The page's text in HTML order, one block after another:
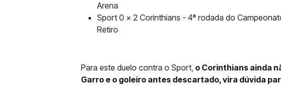
Arena
Sport 0 x 2 Corinthians - 4ª rodada do
Retiro
Para este duelo contra o Sport, o Corinthians ainda
Garro e o goleiro antes descartado, vira dúvida